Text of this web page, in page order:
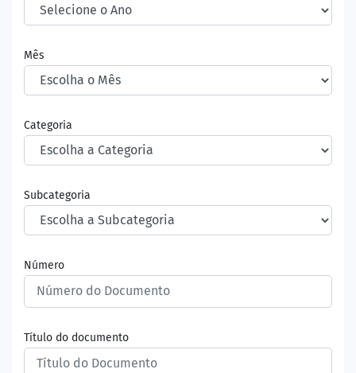
Mês
Categoria
Subcategoria
Número
Título do documento